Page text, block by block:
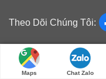
Theo Dõi Chúng Tôi:
Nguyên
Maps Chat Zalo